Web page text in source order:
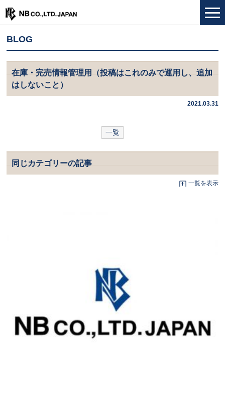
BLOG
在庫・完売情報管理用（投稿はこれのみで運用し、追加
はしないこと）
2021.03.31
一覧
同じカテゴリーの記事
一覧を表示